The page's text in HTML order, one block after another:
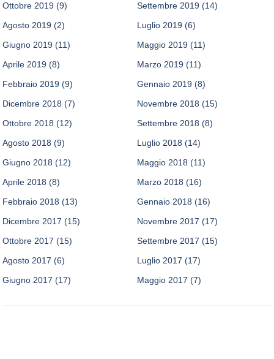
Ottobre 2019 (9) Settembre 2019 (14)
Agosto 2019 (2) Luglio 2019 (6)
Giugno 2019 (11) Maggio 2019 (11)
Aprile 2019 (8) Marzo 2019 (11)
Febbraio 2019 (9) Gennaio 2019 (8)
Dicembre 2018 (7) Novembre 2018 (15)
Ottobre 2018 (12) Settembre 2018 (8)
Agosto 2018 (9) Luglio 2018 (14)
Giugno 2018 (12) Maggio 2018 (11)
Aprile 2018 (8) Marzo 2018 (16)
Febbraio 2018 (13) Gennaio 2018 (16)
Dicembre 2017 (15) Novembre 2017 (17)
Ottobre 2017 (15) Settembre 2017 (15)
Agosto 2017 (6) Luglio 2017 (17)
Giugno 2017 (17) Maggio 2017 (7)